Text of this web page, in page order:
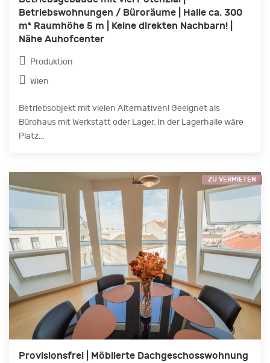
Betriebswohnungen / Büroräume | Halle ca. 300
m² Raumhöhe 5 m | Keine direkten Nachbarn! |
Nähe Auhofcenter
Produktion
Wien
Betriebsobjekt mit vielen Alternativen! Geeignet als
Bürohaus mit Werkstatt oder Lager. In der Lagerhalle wäre
Platz...
Provisionsfrei | Möblierte Dachgeschosswohnung
ZU VERMIETEN